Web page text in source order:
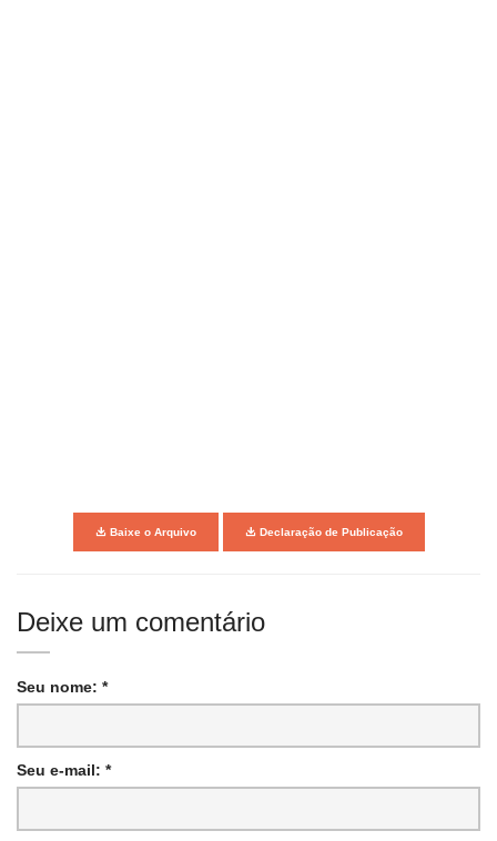
Baixe o Arquivo Declaração de Publicação
Deixe um comentário
Seu nome: *
Seu e-mail: *